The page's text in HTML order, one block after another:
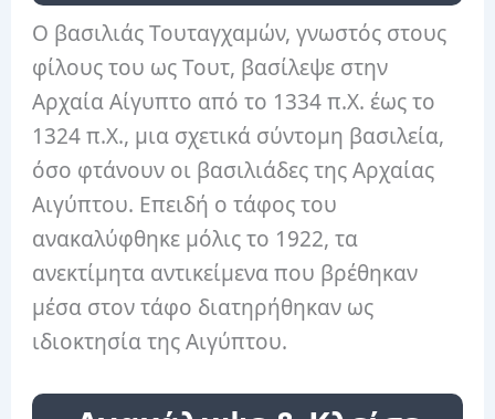
Ο βασιλιάς Τουταγχαμών, γνωστός στους
φίλους του ως Τουτ, βασίλεψε στην
Αρχαία Αίγυπτο από το 1334 π.Χ. έως το
1324 π.Χ., μια σχετικά σύντομη βασιλεία,
όσο φτάνουν οι βασιλιάδες της Αρχαίας
Αιγύπτου. Επειδή ο τάφος του
ανακαλύφθηκε μόλις το 1922, τα
ανεκτίμητα αντικείμενα που βρέθηκαν
μέσα στον τάφο διατηρήθηκαν ως
ιδιοκτησία της Αιγύπτου.